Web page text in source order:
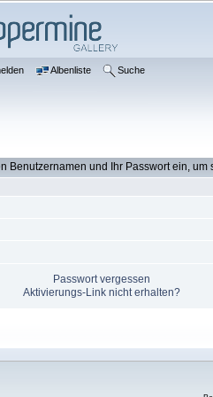
Albenliste Suche
Benutzernamen und Ihr Passwort ein, um
Passwort vergessen
Aktivierungs-Link nicht erhalten?